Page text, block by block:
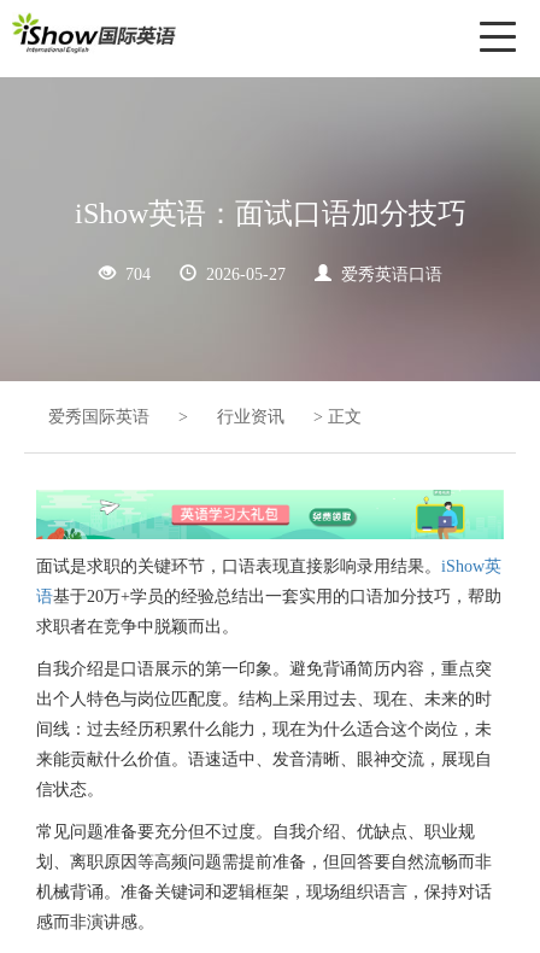
iShow英语：面试口语加分技巧
704 2026-05-27 爱秀英语口语
爱秀国际英语 > 行业资讯 > 正文
面试是求职的关键环节，口语表现直接影响录用结果。 iShow英
语基于20万+学员的经验总结出一套实用的口语加分技巧，帮助
求职者在竞争中脱颖而出。
自我介绍是口语展示的第一印象。避免背诵简历内容，重点突
出个人特色与岗位匹配度。结构上采用过去、现在、未来的时
间线：过去经历积累什么能力，现在为什么适合这个岗位，未
来能贡献什么价值。语速适中、发音清晰、眼神交流，展现自
信状态。
常见问题准备要充分但不过度。自我介绍、优缺点、职业规
划、离职原因等高频问题需提前准备，但回答要自然流畅而非
机械背诵。准备关键词和逻辑框架，现场组织语言，保持对话
感而非演讲感。